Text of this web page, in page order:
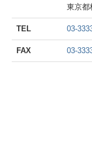
中途採用情報
お問い合わせ
東京都
TEL 03-
FAX 03-